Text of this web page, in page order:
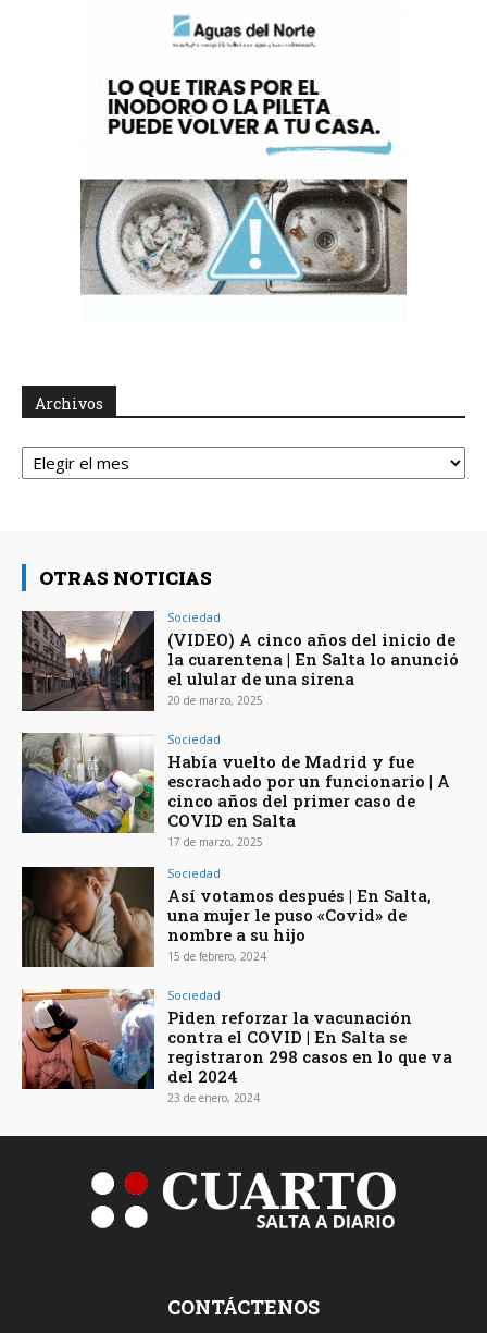
Archivos
Archivos
OTRAS NOTICIAS
Sociedad
(VIDEO) A cinco años del inicio de
la cuarentena | En Salta lo anunció
el ulular de una sirena
20 de marzo, 2025
Sociedad
Había vuelto de Madrid y fue
escrachado por un funcionario | A
cinco años del primer caso de
COVID en Salta
17 de marzo, 2025
Sociedad
Así votamos después | En Salta,
una mujer le puso «Covid» de
nombre a su hijo
15 de febrero, 2024
Sociedad
Piden reforzar la vacunación
contra el COVID | En Salta se
registraron 298 casos en lo que va
del 2024
23 de enero, 2024
CONTÁCTENOS